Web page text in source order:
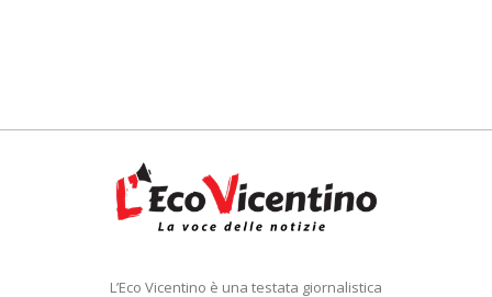
L’Eco Vicentino è una testata giornalistica